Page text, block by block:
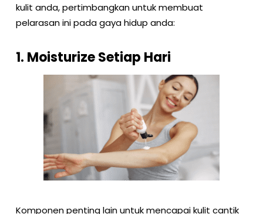
kulit anda, pertimbangkan untuk membuat
pelarasan ini pada gaya hidup anda:
1. Moisturize Setiap Hari
Komponen penting lain untuk mencapai kulit cantik